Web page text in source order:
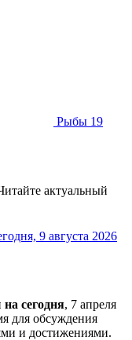
Рыбы 19
актуальный
9 августа 2026
сегодня, 7 апреля
для обсуждения
и достижениями.